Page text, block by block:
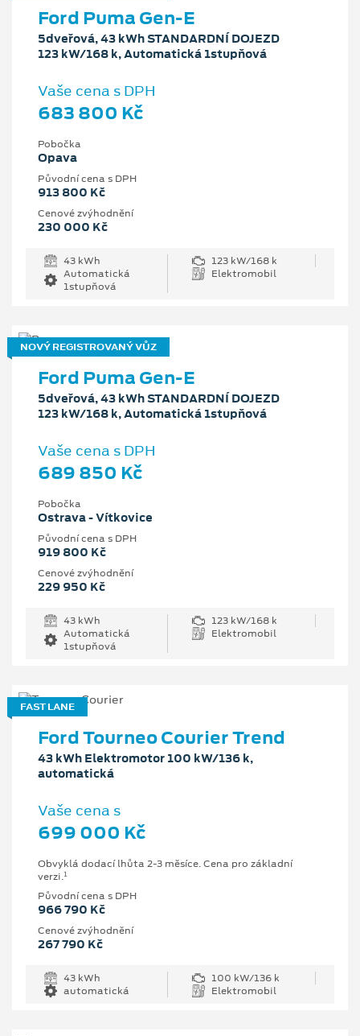
Ford Puma Gen-E
5dveřová, 43 kWh STANDARDNÍ DOJEZD
123 kW/168 k, Automatická 1stupňová
Vaše cena s DPH
683 800 Kč
Pobočka
Opava
Původní cena s DPH
913 800 Kč
Cenové zvýhodnění
230 000 Kč
43 kWh
123 kW/168 k
Automatická
1stupňová
Elektromobil
NOVÝ REGISTROVANÝ VŮZ
Ford Puma Gen-E
5dveřová, 43 kWh STANDARDNÍ DOJEZD
123 kW/168 k, Automatická 1stupňová
Vaše cena s DPH
689 850 Kč
Pobočka
Ostrava - Vítkovice
Původní cena s DPH
919 800 Kč
Cenové zvýhodnění
229 950 Kč
43 kWh
123 kW/168 k
Automatická
1stupňová
Elektromobil
FAST LANE
Ford Tourneo Courier Trend
43 kWh Elektromotor 100 kW/136 k,
automatická
Vaše cena s
699 000 Kč
Obvyklá dodací lhůta 2-3 měsíce. Cena pro základní
verzi.1
Původní cena s DPH
966 790 Kč
Cenové zvýhodnění
267 790 Kč
43 kWh
100 kW/136 k
automatická
Elektromobil